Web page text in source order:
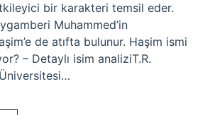
bir karakteri temsil eder.
Muhammed’in
de atıfta bulunur. Haşim ismi
– Detaylı isim analiziT.R.